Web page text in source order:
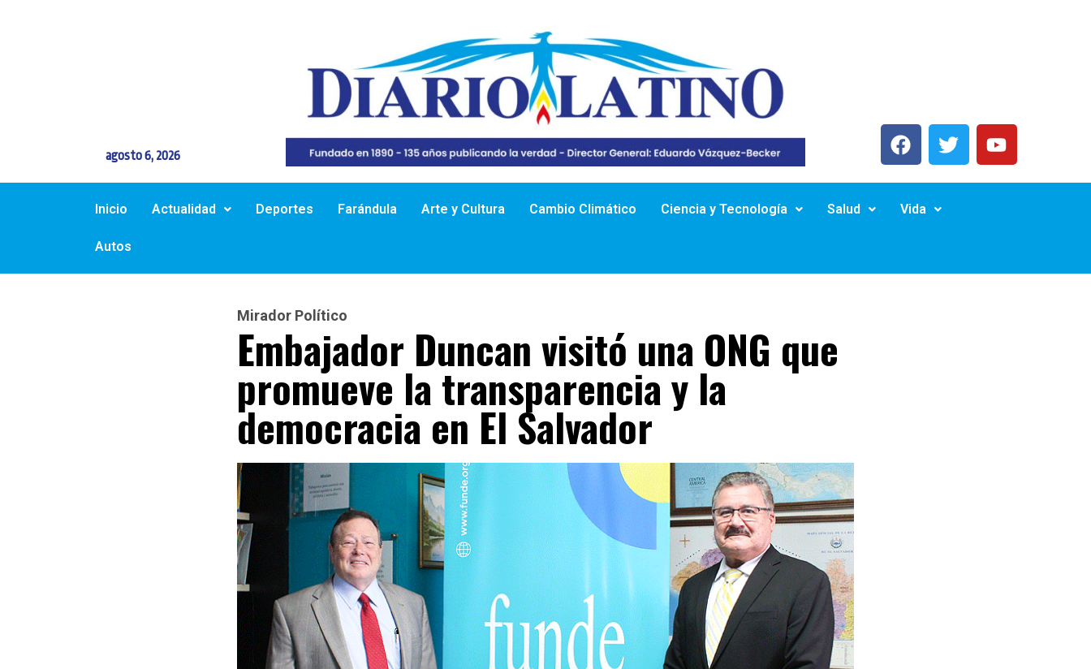
agosto 6, 2026
Inicio Actualidad Deportes Farándula Arte y Cultura Cambio Climático Ciencia y Tecnología Salud Vida
Autos
Mirador Político
Embajador Duncan visitó una ONG que
promueve la transparencia y la
democracia en El Salvador